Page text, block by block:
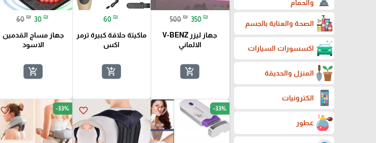
والحمام
الصحة والعناية بالجسم
اكسسورات السيارات
المنزل والحديقة
الكترونيات
عطور
500 ₪ 350 ₪
جهاز ليزر V-BENZ
الالماني
add_shopping_cart
60 ₪
ماكيتة حلاقة كبيرة ترمر
اكس
add_shopping_cart
60 ₪ 30 ₪
جهاز مساج القدمين
الاسود
add_shopping_cart
favorite_border -33%
favorite_border
favorite_border -33%